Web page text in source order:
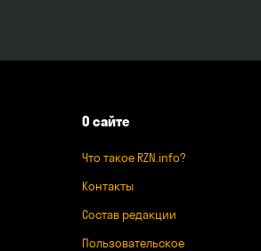
О сайте
Что такое RZN.info?
Контакты
Состав редакции
Пользовательское